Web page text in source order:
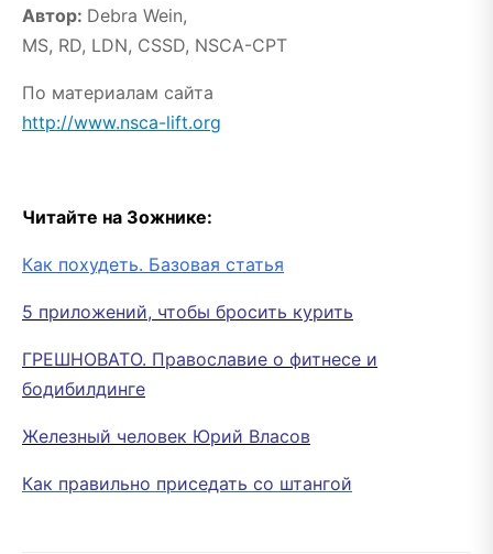
Автор: Debra Wein,
MS, RD, LDN, CSSD, NSCA-CPT
По материалам сайта
http://www.nsca-lift.org
Читайте на Зожнике:
Как похудеть. Базовая статья
5 приложений, чтобы бросить курить
ГРЕШНОВАТО. Православие о фитнесе и
бодибилдинге
Железный человек Юрий Власов
Как правильно приседать со штангой